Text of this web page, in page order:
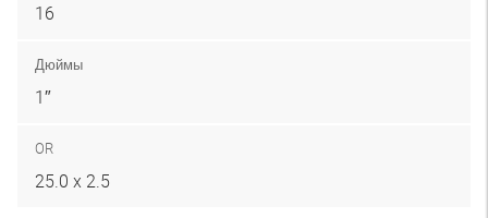
16
Дюймы
1″
OR
25.0 x 2.5